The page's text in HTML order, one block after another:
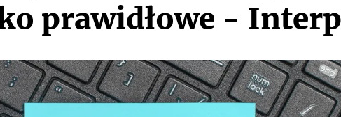
prawidłowe -